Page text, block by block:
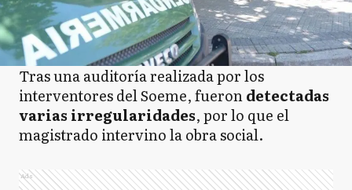
Tras una auditoría realizada por los
interventores del Soeme, fuerondetectadas
varias irregularidades, por lo que el
magistrado intervino la obra social.
Ads